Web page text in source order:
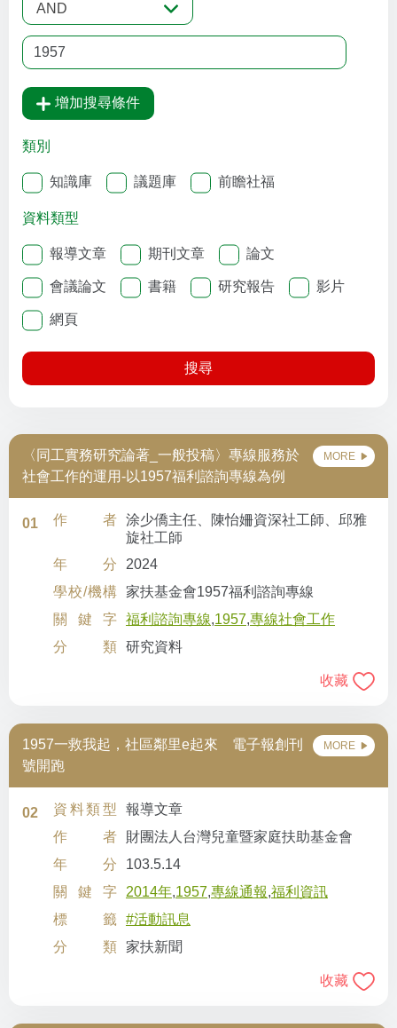
AND
增加搜尋條件
類別
知識庫 議題庫 前瞻社福
資料類型
報導文章 期刊文章 論文
會議論文 書籍 研究報告 影片
網頁
搜尋
〈同工實務研究論著_一般投稿〉專線服務於
社會工作的運用-以1957福利諮詢專線為例
MORE
01 作者 涂少僑主任、陳怡姍資深社工師、邱雅
旋社工師
年分
2024
學校/機構 家扶基金會1957福利諮詢專線
關鍵字 福利諮詢專線,1957,專線社會工作
分類 研究資料
收藏
1957一救我起，社區鄰里e起來 電子報創刊
號開跑
MORE
02 資料類型
報導文章
作者
財團法人台灣兒童暨家庭扶助基金會
年分
103.5.14
關鍵字
2014年,1957,專線通報,福利資訊
標籤
#活動訊息
分類 家扶新聞
收藏